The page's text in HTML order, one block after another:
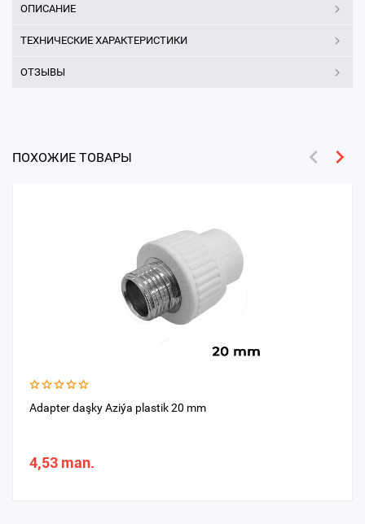
ОПИСАНИЕ
ТЕХНИЧЕСКИЕ ХАРАКТЕРИСТИКИ
ОТЗЫВЫ
ПОХОЖИЕ ТОВАРЫ
Adapter daşky Aziýa plastik 20 mm
4,53 man.